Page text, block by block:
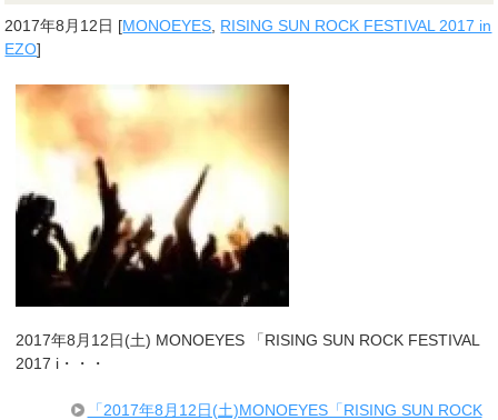
2017年8月12日 [MONOEYES RISING SUN ROCK FESTIVAL 2017 in
EZO]
2017年8月12日(土) MONOEYES 「RISING SUN ROCK FESTIVAL
2017 i・・・
「2017年8月12日(土)MONOEYES「RISING SUN ROCK